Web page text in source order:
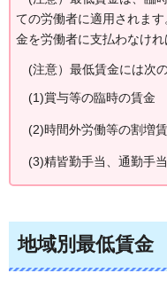
ての労働者に適用されま
金を労働者に支払わなけれ
(注意）最低賃金には次
(1)賞与等の臨時の賃金
(2)時間外労働等の割増
(3)精皆勤手当、通勤手
地域別最低賃金